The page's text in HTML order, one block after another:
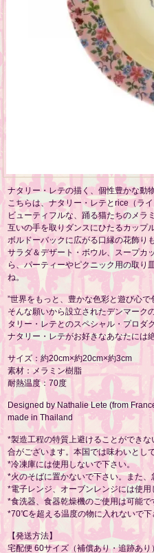
ナタリー・レテの描く、個性豊かな動
こちらは、ナタリー・レテとrice（ラ
ビューティフルな、踊る猫たちのメラ
互いの手を取りダンスにひたるカップ
ボルドーバックに広がる口縁の花飾り
サラダ＆デザート・ボウル、スープカ
ら、パーティーやピクニック用の取り
ね。
”世界をもっと、豊かな色彩と遊び心
そんな願いから設立されたデンマーク
タリー・レテとのスペシャル・プロダ
ナタリー・レテがお好きなあなたには
サイズ：約20cm×約20cm×約3cm
素材：メラミン樹脂
耐熱温度：70度
Designed by Nathalie Lete (from
made in Thailand
*製造工程の特質上避けることができ
合がございます。本国では味わいとし
*冷凍庫には使用しないで下さい。
*火のそばに置かないで下さい。また
*電子レンジ、オーブンレンジには使用
*食洗器、食器乾燥機のご使用は可能で
*70℃を超える温度の物に入れないで下
【発送方法】
宅配便 60サイズ（補償あり・追跡あり）